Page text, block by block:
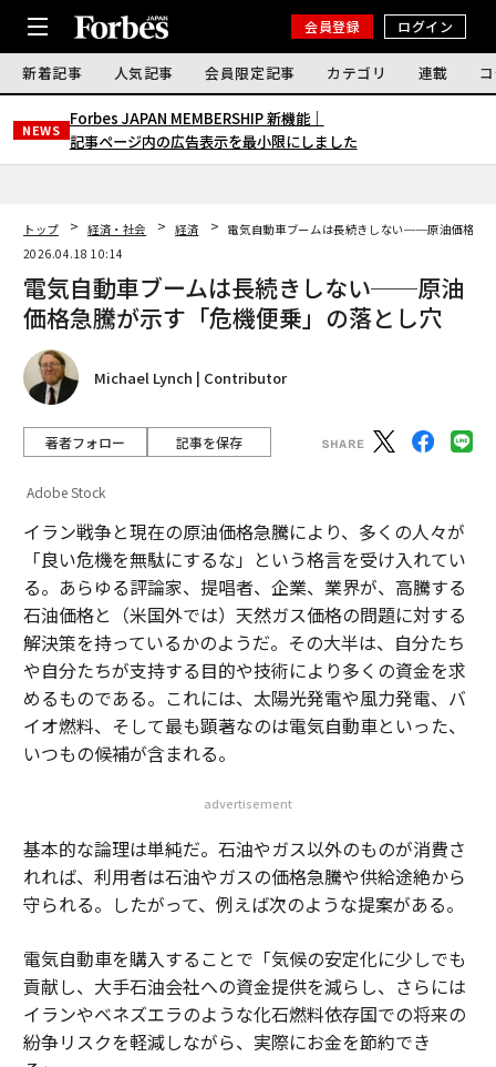
会員登録 ログイン
新着記事 人気記事 会員限定記事 カテゴリ 連載
NEWS
Forbes JAPAN MEMBERSHIP 新機能｜
記事ページ内の広告表示を最小限にしました
トップ 経済・社会 経済
電気自動車ブームは長続きしない──原油価格急
2026.04.18 10:14
電気自動車ブームは長続きしない──原油
価格急騰が示す「危機便乗」の落とし穴
Michael Lynch | Contributor
著者フォロー 記事を保存
Adobe Stock
イラン戦争と現在の原油価格急騰により、多くの人々が
「良い危機を無駄にするな」という格言を受け入れてい
る。あらゆる評論家、提唱者、企業、業界が、高騰する
石油価格と（米国外では）天然ガス価格の問題に対する
解決策を持っているかのようだ。その大半は、自分たち
や自分たちが支持する目的や技術により多くの資金を求
めるものである。これには、太陽光発電や風力発電、バ
イオ燃料、そして最も顕著なのは電気自動車といった、
いつもの候補が含まれる。
advertisement
基本的な論理は単純だ。石油やガス以外のものが消費さ
れれば、利用者は石油やガスの価格急騰や供給途絶から
守られる。したがって、例えば次のような提案がある。
電気自動車を購入することで「気候の安定化に少しでも
貢献し、大手石油会社への資金提供を減らし、さらには
イランやベネズエラのような化石燃料依存国での将来の
紛争リスクを軽減しながら、実際にお金を節約でき